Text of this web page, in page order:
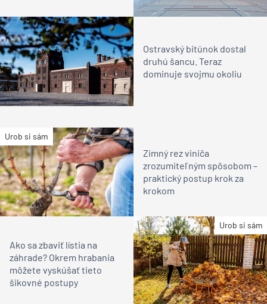
Ostravský bitúnok dostal
druhú šancu. Teraz
dominuje svojmu okoliu
Urob si sám
Zimný rez viniča
zrozumiteľným spôsobom –
praktický postup krok za
krokom
Urob si sám
Ako sa zbaviť lístia na
záhrade? Okrem hrabania
môžete vyskúšať tieto
šikovné postupy